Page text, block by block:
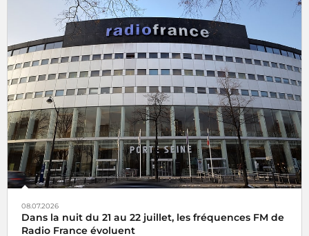
08.07.2026
Dans la nuit du 21 au 22 juillet, les fréquences FM de
Radio France évoluent